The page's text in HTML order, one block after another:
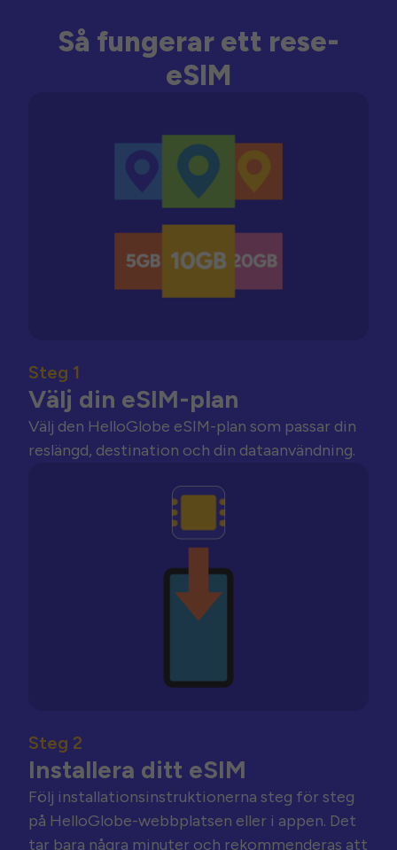
Så fungerar ett rese-
eSIM
Steg 1
Välj din eSIM-plan
Välj den HelloGlobe eSIM-plan som passar din
reslängd, destination och din dataanvändning.
Steg 2
Installera ditt eSIM
Följ installationsinstruktionerna steg för steg
på HelloGlobe-webbplatsen eller i appen. Det
tar bara några minuter och rekommenderas att